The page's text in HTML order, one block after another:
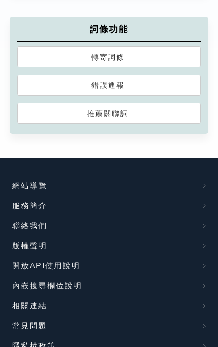
詞條功能
轉寄詞條
錯誤通報
推薦關聯詞
:::
網站導覽
服務簡介
聯絡我們
版權聲明
開放API使用說明
內嵌搜尋欄位說明
相關連結
常見問題